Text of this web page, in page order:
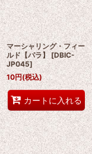
マーシャリング・フィー
ルド【パラ】 [DBIC-
JP045]
10円(税込)
カートに入れる